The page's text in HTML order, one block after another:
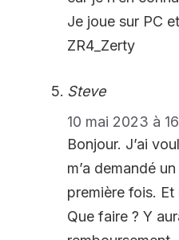
Je joue sur PC
ZR4_Zerty
Steve
10 mai 2023 à
Bonjour. J’ai
m’a demandé
première fois.
Que faire ? Y